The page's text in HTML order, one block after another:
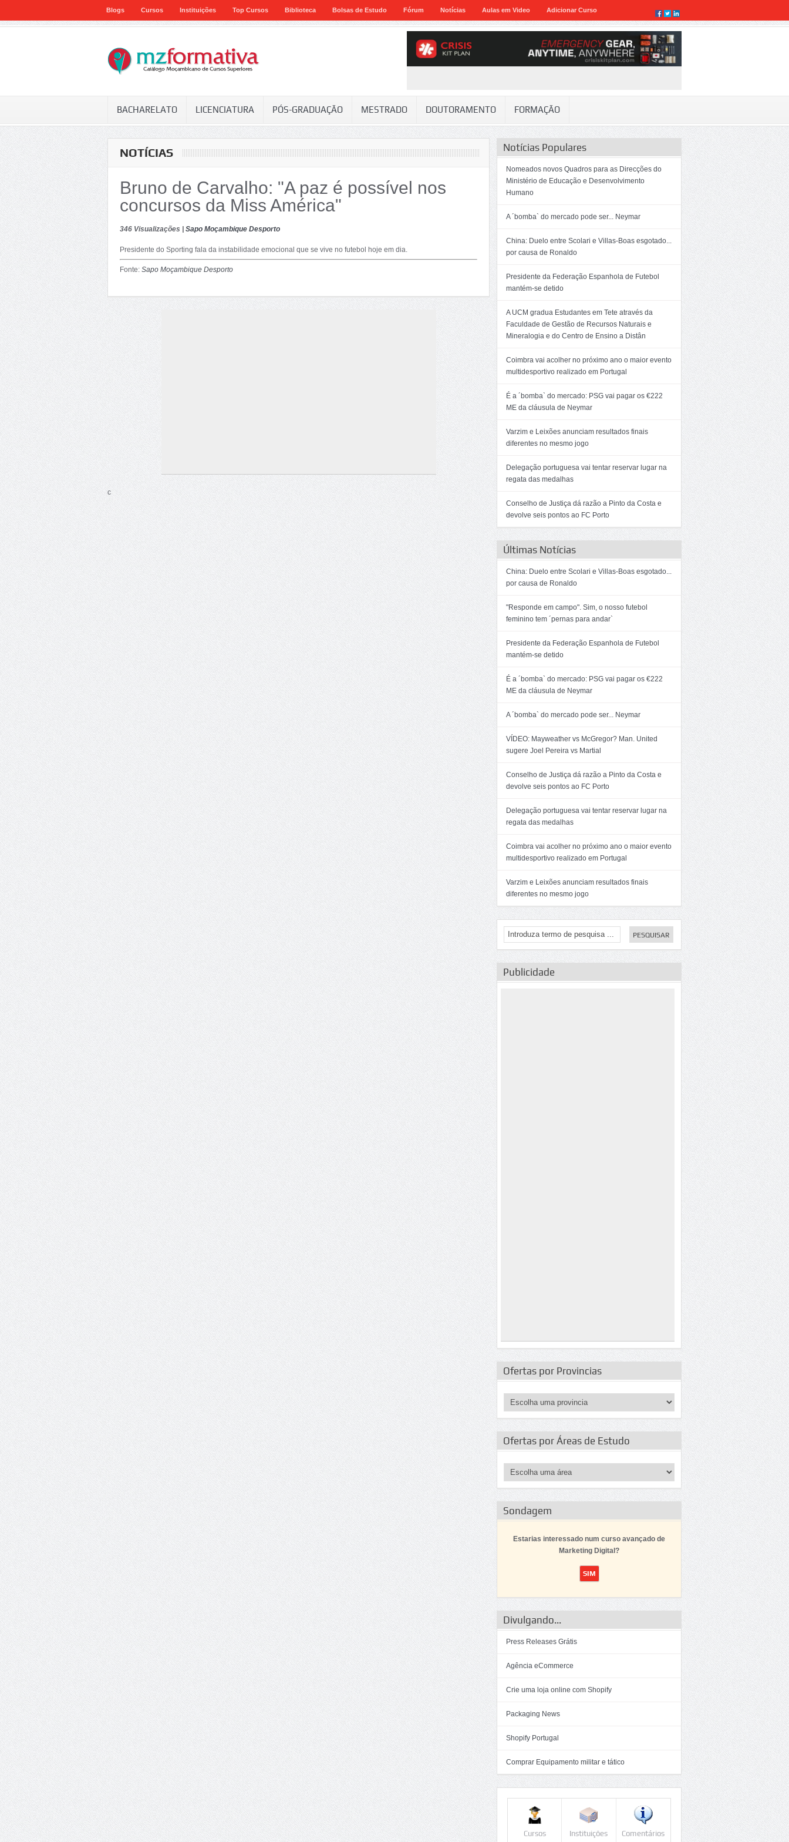
Blogs Cursos Instituições Top Cursos Biblioteca Bolsas de Estudo Fórum Notícias Aulas em Video Adicionar Curso
BACHARELATO LICENCIATURA PÓS-GRADUAÇÃO MESTRADO DOUTORAMENTO FORMAÇÃO
NOTÍCIAS
Bruno de Carvalho: "A paz é possível nos
concursos da Miss América"
346 Visualizações | Sapo Moçambique Desporto
Presidente do Sporting fala da instabilidade emocional que se vive no futebol hoje em dia.
Fonte: Sapo Moçambique Desporto
c
Notícias Populares
Nomeados novos Quadros para as Direcções do
Ministério de Educação e Desenvolvimento
Humano
A ´bomba` do mercado pode ser... Neymar
China: Duelo entre Scolari e Villas-Boas esgotado...
por causa de Ronaldo
Presidente da Federação Espanhola de Futebol
mantém-se detido
A UCM gradua Estudantes em Tete através da
Faculdade de Gestão de Recursos Naturais e
Mineralogia e do Centro de Ensino a Distân
Coimbra vai acolher no próximo ano o maior evento
multidesportivo realizado em Portugal
É a ´bomba` do mercado: PSG vai pagar os €222
ME da cláusula de Neymar
Varzim e Leixões anunciam resultados finais
diferentes no mesmo jogo
Delegação portuguesa vai tentar reservar lugar na
regata das medalhas
Conselho de Justiça dá razão a Pinto da Costa e
devolve seis pontos ao FC Porto
Últimas Notícias
China: Duelo entre Scolari e Villas-Boas esgotado...
por causa de Ronaldo
"Responde em campo". Sim, o nosso futebol
feminino tem ´pernas para andar`
Presidente da Federação Espanhola de Futebol
mantém-se detido
É a ´bomba` do mercado: PSG vai pagar os €222
ME da cláusula de Neymar
A ´bomba` do mercado pode ser... Neymar
VÍDEO: Mayweather vs McGregor? Man. United
sugere Joel Pereira vs Martial
Conselho de Justiça dá razão a Pinto da Costa e
devolve seis pontos ao FC Porto
Delegação portuguesa vai tentar reservar lugar na
regata das medalhas
Coimbra vai acolher no próximo ano o maior evento
multidesportivo realizado em Portugal
Varzim e Leixões anunciam resultados finais
diferentes no mesmo jogo
Publicidade
Ofertas por Provincias
Ofertas por Áreas de Estudo
Sondagem
Estarias interessado num curso avançado de
Marketing Digital?
Divulgando...
Press Releases Grátis
Agência eCommerce
Crie uma loja online com Shopify
Packaging News
Shopify Portugal
Comprar Equipamento militar e tático
Cursos Instituições Comentários